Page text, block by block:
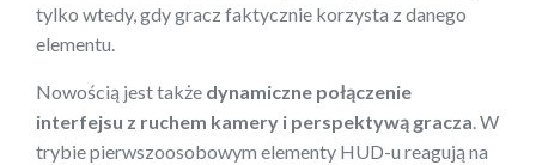
tylko wtedy, gdy gracz faktycznie korzysta z danego
elementu.
Nowością jest także dynamiczne połączenie
interfejsu z ruchem kamery i perspektywą gracza . W
trybie pierwszoosobowym elementy HUD-u reagują na